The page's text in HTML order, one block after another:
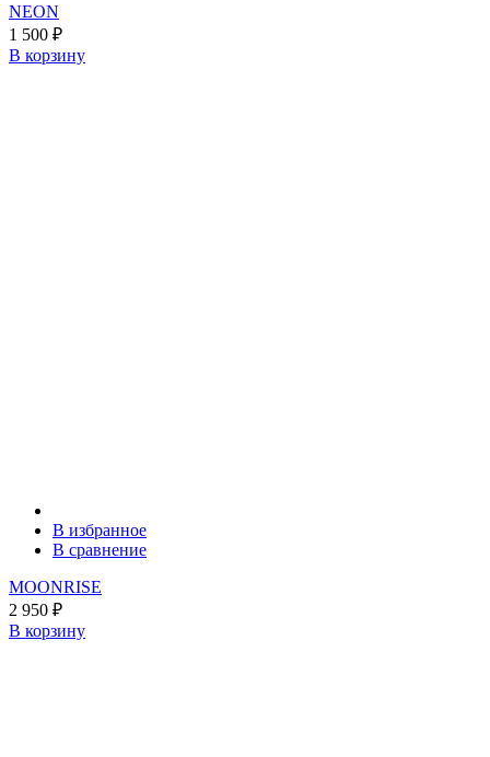
NEON
1 500 ₽
В корзину
В избранное
В сравнение
MOONRISE
2 950 ₽
В корзину